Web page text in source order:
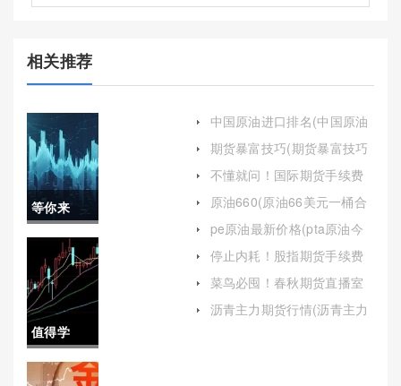
相关推荐
等你来
学！期货
天然气保
证金(期货
保证金怎
么算)
值得学
习！和合
中国原油进口排名(中国原油
进口排名第一)
期货暴富技巧(期货暴富技巧
有哪些)
不懂就问！国际期货手续费
代理：全面解析与操作指南
原油660(原油66美元一桶合
多少钱一吨)
pe原油最新价格(pta原油今
日价格)
停止内耗！股指期货手续费
上涨：影响与应对策略
菜鸟必囤！春秋期货直播室
喊单平台(帮助投资者更好地
把握市场动态和交易机会)
沥青主力期货行情(沥青主力